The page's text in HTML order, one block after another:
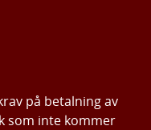
på betalning av
som inte kommer